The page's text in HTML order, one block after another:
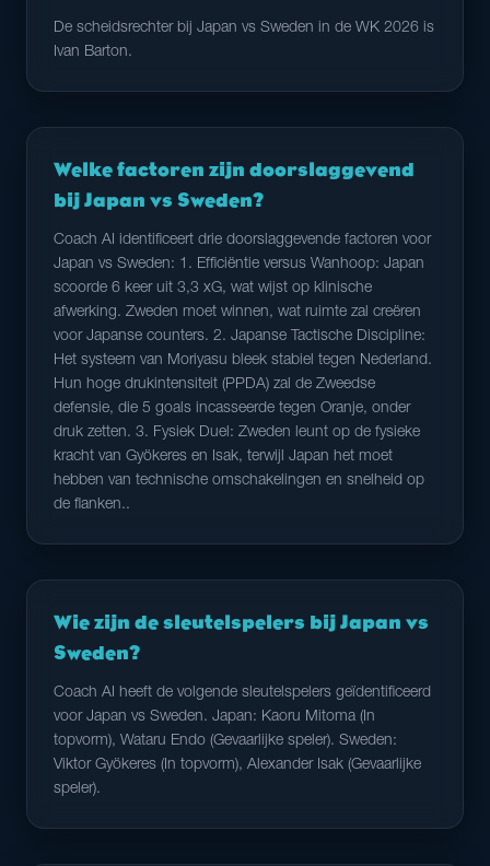
De scheidsrechter bij Japan vs Sweden in de WK 2026 is
Ivan Barton.
Welke factoren zijn doorslaggevend
bij Japan vs Sweden?
Coach AI identificeert drie doorslaggevende factoren voor
Japan vs Sweden: 1. Efficiëntie versus Wanhoop: Japan
scoorde 6 keer uit 3,3 xG, wat wijst op klinische
afwerking. Zweden moet winnen, wat ruimte zal creëren
voor Japanse counters. 2. Japanse Tactische Discipline:
Het systeem van Moriyasu bleek stabiel tegen Nederland.
Hun hoge drukintensiteit (PPDA) zal de Zweedse
defensie, die 5 goals incasseerde tegen Oranje, onder
druk zetten. 3. Fysiek Duel: Zweden leunt op de fysieke
kracht van Gyökeres en Isak, terwijl Japan het moet
hebben van technische omschakelingen en snelheid op
de flanken..
Wie zijn de sleutelspelers bij Japan vs
Sweden?
Coach AI heeft de volgende sleutelspelers geïdentificeerd
voor Japan vs Sweden. Japan: Kaoru Mitoma (In
topvorm), Wataru Endo (Gevaarlijke speler). Sweden:
Viktor Gyökeres (In topvorm), Alexander Isak (Gevaarlijke
speler).